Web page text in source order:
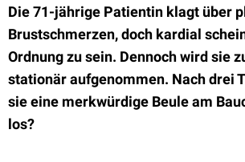
Die 71-jährige Patientin klagt über
Brustschmerzen, doch kardial
Ordnung zu sein. Dennoch wird sie
stationär aufgenommen. Nach drei
sie eine merkwürdige Beule am
los?